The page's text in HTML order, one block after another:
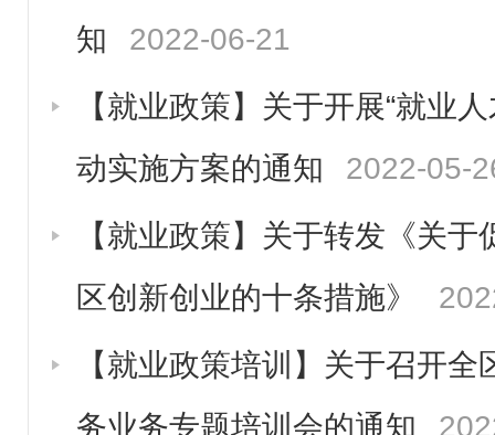
知
2022-06-21
【就业政策】关于开展“就业
动实施方案的通知
2022-05-
【就业政策】关于转发《关
区创新创业的十条措施》
【就业政策培训】关于召开
务业务专题培训会的通知